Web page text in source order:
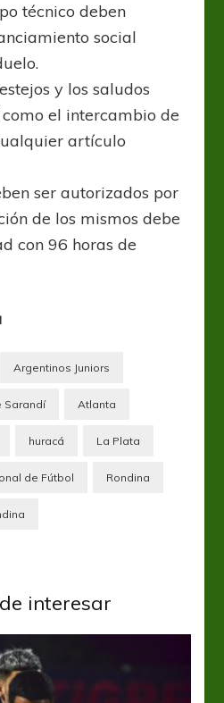
técnico deben
social
y los saludos
el intercambio de
artículo
ser autorizados por
de los mismos debe
con 96 horas de
Argentinos Juniors
Sarandí Atlanta
huracá La Plata
de Fútbol Rondina
interesar